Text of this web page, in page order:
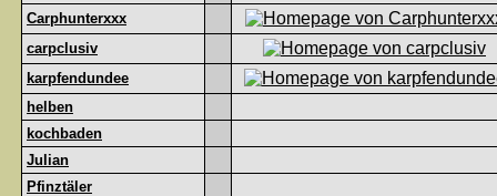
Carphunterxxx
carpclusiv
karpfendundee
helben
kochbaden
Julian
Pfinztäler